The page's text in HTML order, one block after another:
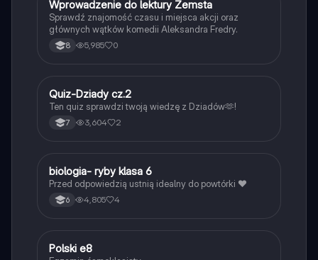
WJęzyk polski
Wprowadzenie do lektury Zemsta
Sprawdź znajomość czasu i miejsca akcji oraz
głównych wątków komedii Aleksandra Fredry.
8 5,985 0
QJęzyk polski
Quiz-Dziady cz.2
Ten quiz sprawdzi twoją wiedzę z Dziadów🫶!
7 3,604 2
BBiologia
biologia- ryby klasa 6
Przed odpowiedzią ustnią idealny do powtórki ❤️
6 4,805 4
Język polski
Polski e8